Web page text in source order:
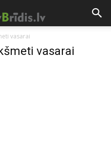
vasarai
vasarai